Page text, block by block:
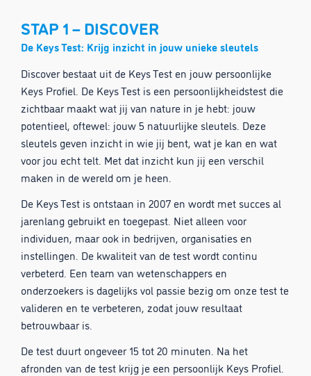
STAP 1 – DISCOVER
De Keys Test: Krijg inzicht in jouw unieke sleutels
Discover bestaat uit de Keys Test en jouw persoonlijke
Keys Profiel. De Keys Test is een persoonlijkheidstest die
zichtbaar maakt wat jij van nature in je hebt: jouw
potentieel, oftewel: jouw 5 natuurlijke sleutels. Deze
sleutels geven inzicht in wie jij bent, wat je kan en wat
voor jou echt telt. Met dat inzicht kun jij een verschil
maken in de wereld om je heen.
De Keys Test is ontstaan in 2007 en wordt met succes al
jarenlang gebruikt en toegepast. Niet alleen voor
individuen, maar ook in bedrijven, organisaties en
instellingen. De kwaliteit van de test wordt continu
verbeterd. Een team van wetenschappers en
onderzoekers is dagelijks vol passie bezig om onze test te
valideren en te verbeteren, zodat jouw resultaat
betrouwbaar is.
De test duurt ongeveer 15 tot 20 minuten. Na het
afronden van de test krijg je een persoonlijk Keys Profiel.